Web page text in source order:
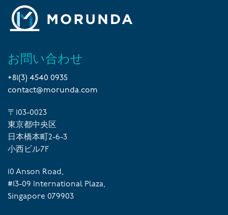
お問い合わせ
+81(3) 4540 0935
contact@morunda.com
〒103-0023
東京都中央区
日本橋本町2-6-3
小西ビル7F
10 Anson Road,
#13-09 International Plaza,
Singapore 079903